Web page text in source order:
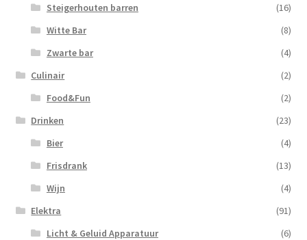
Steigerhouten barren
(16)
Witte Bar
(8)
Zwarte bar
(4)
Culinair
(2)
Food&Fun
(2)
Drinken
(23)
Bier
(4)
Frisdrank
(13)
Wijn
(4)
Elektra
(91)
Licht & Geluid Apparatuur
(6)